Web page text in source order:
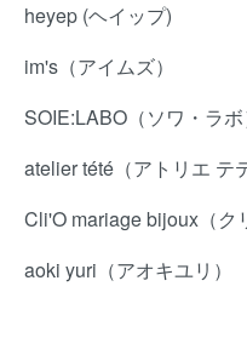
heyep (ヘイップ)
im's（アイムズ）
SOIE:LABO（ソワ・ラボ
atelier tété（アトリエ テ
Cli'O mariage bijoux（ク
aoki yuri（アオキユリ）